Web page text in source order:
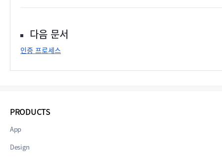
다음 문서
인증 프로세스
PRODUCTS
App
Design